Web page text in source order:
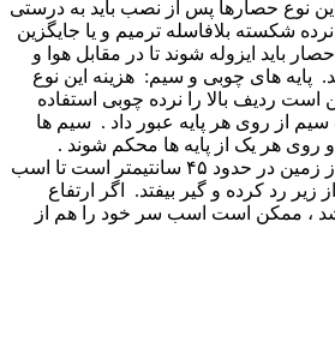
نوع حصارها پس از نصب باید به درستی
شکسته بلافاسله ترمیم و یا جایگزین
باید ایزوله شوند تا در مقابل هوا و
پایه های چوبی و سیم: هزینه این نوع
ردیف بالا را نرده چوبی استفاده
از روی هر پایه عبور داد . سیم ها
روی هر یک از پایه ها محکم شوند .
ارتفاع سیم ردیف زیرین از زمین در حدود ۴۵ سانتیمتر است تا اسب
زیر رد کرده و گیر بیفتد. اگر ارتفاع
، ممکن است اسب سر خود را هم از